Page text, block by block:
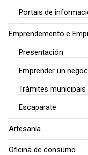
Portais de
Emprendemento e
Presentación
Emprender un
Trámites municipais
Escaparate
Artesanía
Oficina de consumo